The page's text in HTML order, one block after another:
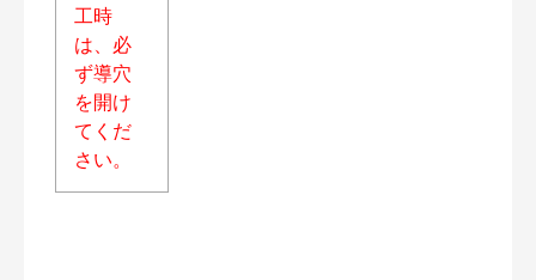
工時
は、必
ず導穴
を開け
てくだ
さい。